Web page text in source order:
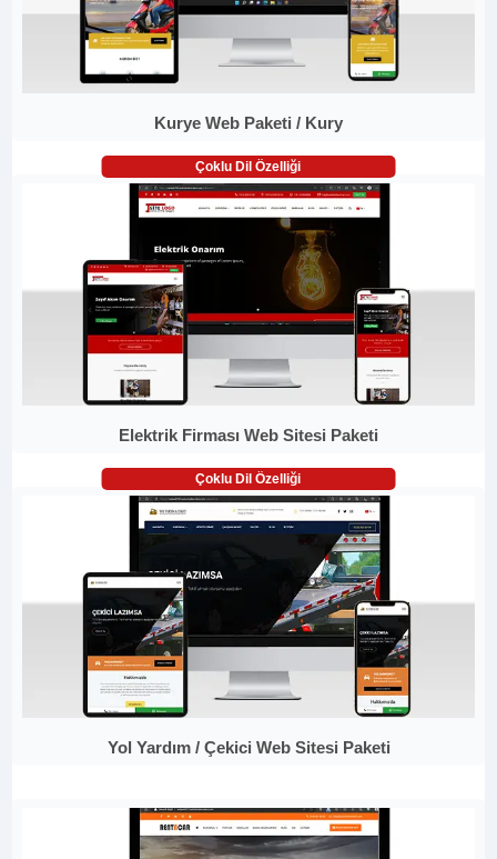
Kurye Web Paketi / Kury
Çoklu Dil Özelliği
Elektrik Firması Web Sitesi Paketi
Çoklu Dil Özelliği
Yol Yardım / Çekici Web Sitesi Paketi